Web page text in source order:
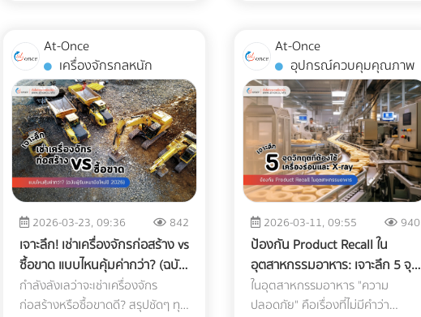
ห้องพักต้องว่างเปล่าในช่วง Low
Season! ยกระดับการตลาดโรงแรม
ของคุณวันนี้ เข้ามาค้นหาพาร์ทเนอ
ร์ที่เชี่ยวชาญบน At-once
แพลตฟอร์มรวบรวมบริษัท B2B ชั้น
นำของไทย เรามีตัวเลือกให้คุณครบ
จบในที่เดียว: Digital Marketing
Agency: ผู้เชี่ยวชาญด้านการวาง
กลยุทธ์และยิงแอดเจาะตลาดต่าง
ชาติ Web Developer / UX-UI
Designer: ทีมสร้าง Landing Page
และระบบ Direct Booking ที่ลื่นไหล
SEO Specialist: ช่วยให้เว็บไซต์
โรงแรมของคุณติดหน้าแรก Google
หน้าไปที่โครงสร้าง Mono-material
PE (Polyethylene) คือการใช้
พลาสติกตระกูล PE ทั้งหมดมาทำ
เป็นถุง เนื่องจาก PE มีจุดเด่นเรื่อง
การทนความเย็นจัดได้ดี ไม่กรอบ
แตก และที่สำคัญคือสามารถนำไป
รีไซเคิลเข้าสู่ระบบเศรษฐกิจหมุนเวียน
(Circular Economy) ได้ 100%
ตอบโจทย์กฎหมายต่างประเทศได้
ทันที 2. ใช้เทคโนโลยี MDO-PE อัป
เกรดความเหนียวและป้องกันรอย
เจาะทะลุ เพื่อแก้ปัญหาเรื่องความ
แข็งแรง โรงงานบรรจุภัณฑ์ยุคใหม่จะ
ใช้เทคโนโลยี MDO (Machine
ของแต่ละประเทศมีความละเอียดอ่อน
มาก หากกรอกข้อมูลใน
Commercial Invoice, Packing
List ไม่ตรงกันเพียงจุดเดียว หรือ
ระบุเกณฑ์การผลิต (Origin
Criteria) ผิดพลาด ปลายทางอาจ
ปฏิเสธฟอร์มนั้นทันที ทำให้ผู้นำเข้า
ต้องจ่ายภาษีในอัตราปกติ (MFN
Rate) แบบเต็มจำนวน 3. ตกม้าตาย
เรื่องใบอนุญาตเฉพาะทาง
(Restricted Goods Licenses)
สินค้าหลายประเภทไม่สามารถนำเข้า
ได้ทันทีแม้จะจ่ายภาษีครบแล้วก็ตาม
แต่ต้องมีใบอนุญาตจากหน่วยงานที่
และสารต้านอนุมูลอิสระ (Catechins)
ทำให้รสชาติอูมามิหายไป และเกิด
ความขมฝาดขึ้นมาแทน ความชื้นและ
แสง (Moisture & Light): เร่งการ
เติบโตของจุลินทรีย์ และทำให้สีของ
ชาซีดจางลงอย่างรวดเร็ว Cold
Chain Logistics ทำงานอย่างไรใน
เส้นทาง ญี่ปุ่น-ไทย? การขนส่งแบบ
Cold Chain สำหรับมัทฉะ ไม่ใช่แค่
การนำสินค้าไปแช่ตู้เย็น แต่คือการ
"ควบคุมอุณหภูมิและความชื้นให้คงที่
แบบไร้รอยต่อ" (Seamless
Temperature Control) ตั้งแต่หน้า
ฟาร์มที่ญี่ปุ่นจนถึงประตูโรงงานใน
ล่วงเวลา (OT) ของคนขับรถ เลือก
บริษัทรถเช่าที่จดทะเบียนนิติบุคคล:
ข้อนี้สำคัญที่สุด! เพื่อให้สามารถ
ออก ใบกำกับภาษีค่าเช่ารถ และทำ
เอกสารหัก ณ ที่จ่ายได้อย่างถูกต้อง
ตามกฎหมาย เช็กลิสต์เอกสารที่ HR
และจัดซื้อต้องเตรียมให้ฝ่ายบัญชี:
ใบเสนอราคา ใบกำกับภาษี เอกสาร
หัก ณ ที่จ่าย รายชื่อพนักงานที่เข้า
ร่วม กำหนดการเดินทาง กำลังมอง
หาบริษัทรถเช่าเหมาคันสำหรับทริป
ต่อไปอยู่หรือเปล่า? เปรียบเทียบ
ราคาและค้นหาบริษัทให้ เช่ารถบัส
นิติบุคคล ที่เชื่อถือได้ ออกใบกำกับ
ระบบ AI ในการทำ Anomaly
Detection (การตรวจจับความผิด
ปกติ) แทนที่จะตั้งค่าความหนาแน่น
แบบตายตัว AI จะเรียนรู้ภาพของ
อาหารที่สมบูรณ์แบบนับหมื่นภาพ
เมื่อเจอสิ่งผิดปกติที่ซ่อนอยู่ในพื้น
ผิวที่ซับซ้อน (เช่น ซีเรียล หรือถั่ว
รวม) AI จะประมวลผลและคัดแยกได้
อย่างแม่นยำ 3 เทรนด์ความสามารถ
ใหม่ของระบบ QC อาหารอัตโนมัติ 1.
การตรวจจับสิ่งแปลกปลอมความ
หนาแน่นต่ำ: AI ช่วยให้เครื่องสแกน
x-ray ตรวจจับพลาสติกบาง, ยาง,
หรือกระดูกอ่อนในเนื้อสัตว์ ซึ่งเป็น
สิ่งที่รังสี X-ray แบบเดิมมักจะมอง
กฎหมายและลักษณะทางกายภาพที่
ต่างกัน: กฎหมายน้ำหนักบรรทุก:
รถแต่ละคันถูกจำกัดน้ำหนักไม่ให้เกิน
มาตรฐาน หากฝ่าฝืน บริษัทของคุณ
อาจโดนค่าปรับมหาศาลและเสีย
ประวัติ ข้อจำกัดเรื่องเวลาและเส้น
ทาง: รถบรรทุกขนาดใหญ่ (ตั้งแต่ 6
ล้อขึ้นไป) จะติดช่วงเวลาห้ามวิ่งใน
เขตกรุงเทพฯ และปริมณฑล หาก
สินค้าคุณต้องส่งด่วน การเลือกรถ
ผิดอาจทำให้ผิดนัดลูกค้าได้ เปิดโพย
5 ประเภทรถขนส่งยอดฮิต: สินค้า
แบบไหน ใช้รถอะไร? เพื่อให้เห็นภาพ
ชัดเจน เราขอแบ่งประเภทรถที่ใช้บ่อย
ในวงการโลจิสติกส์ออกเป็น 5
At-Once
เครื่องจักรกลหนัก
2026-03-23, 09:36 842
เจาะลึก! เช่าเครื่องจักรก่อสร้าง vs
ซื้อขาด แบบไหนคุ้มค่ากว่า? (ฉบับ
ผู้รับเหมามือใหม่ปี 2026)
กำลังลังเลว่าจะเช่าเครื่องจักร
ก่อสร้างหรือซื้อขาดดี? สรุปชัดๆ ทุก
At-Once
อุปกรณ์ควบคุมคุณภาพ
2026-03-11, 09:55 940
ป้องกัน Product Recall ใน
อุตสาหกรรมอาหาร: เจาะลึก 5 จุด
วิกฤตที่ต้องใช้เครื่องร่อนและ X-
ray
ในอุตสาหกรรมอาหาร "ความ
ปลอดภัย" คือเรื่องที่ไม่มีคำว่า